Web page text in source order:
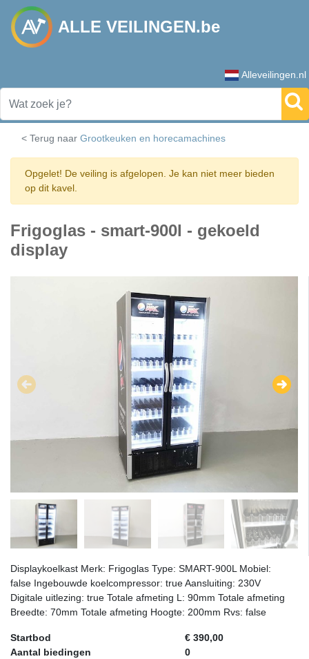
ALLE VEILINGEN.be
Alleveilingen.nl
< Terug naar Grootkeuken en horecamachines
Opgelet! De veiling is afgelopen. Je kan niet meer bieden
op dit kavel.
Frigoglas - smart-900l - gekoeld
display
Displaykoelkast Merk: Frigoglas Type: SMART-900L Mobiel:
false Ingebouwde koelcompressor: true Aansluiting: 230V
Digitale uitlezing: true Totale afmeting L: 90mm Totale afmeting
Breedte: 70mm Totale afmeting Hoogte: 200mm Rvs: false
Startbod
€ 390,00
Aantal biedingen
0